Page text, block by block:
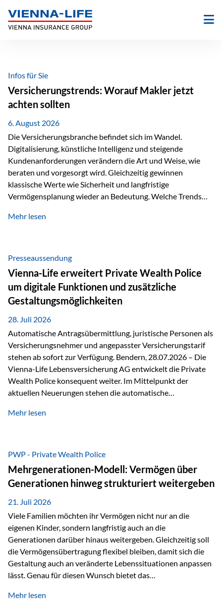
Inhalt
springen
Infos für Sie
Versicherungstrends: Worauf Makler jetzt
achten sollten
6. August 2026
Die Versicherungsbranche befindet sich im Wandel.
Digitalisierung, künstliche Intelligenz und steigende
Kundenanforderungen verändern die Art und Weise, wie
beraten und vorgesorgt wird. Gleichzeitig gewinnen
klassische Werte wie Sicherheit und langfristige
Vermögensplanung wieder an Bedeutung. Welche Trends
Blick behalten? Digitalisierung und KI verändern die
administrative Aufgaben, beschleunigen Abläufe und
schaffen mehr Zeit für das Wesentliche: die persönliche
Beratung. Gerade deshalb wird die individuelle Betreuung
zum entscheidenden Erfolgsfaktor. Technologie kann
unterstützen, Vertrauen entsteht jedoch weiterhin im
persönlichen Gespräch. Bei der Vienna-Life reagieren…
Mehr lesen
Presseaussendung
Vienna-Life erweitert Private Wealth Police
um digitale Funktionen und zusätzliche
Gestaltungsmöglichkeiten
28. Juli 2026
Automatische Antragsübermittlung, juristische Personen als
Versicherungsnehmer und angepasster Versicherungstarif
stehen ab sofort zur Verfügung. Bendern, 28.07.2026 – Die
Vienna-Life Lebensversicherung AG entwickelt die Private
Wealth Police konsequent weiter. Im Mittelpunkt der
aktuellen Neuerungen stehen die automatische
als Versicherungsnehmer einzusetzen, sowie eine
Abwicklung für Vertriebspartner deutlich effizienter
gestaltet. Anträge werden direkt elektronisch übermittelt,
Medienbrüche reduziert und die weitere Bearbeitung
beschleunigt. Ab sofort können auch juristische Personen,
wie Kapitalgesellschaften oder Stiftungen, als
Versicherungsnehmer eingesetzt werden. Damit erweitert
die Vienna-Life die Einsatzmöglichkeiten der Private Wealth
Police insbesondere für…
Mehr lesen
PWP - Private Wealth Police
Mehrgenerationen-Modell: Vermögen über
Generationen hinweg strukturiert weitergeben
21. Juli 2026
Viele Familien möchten ihr Vermögen nicht nur an die
eigenen Kinder, sondern langfristig auch an die
Generationen darüber hinaus weitergeben. Gleichzeitig soll
die Vermögensübertragung flexibel bleiben, damit sich die
Gestaltung auch an veränderte Lebenssituationen anpassen
lässt. Genau für diesen Wunsch bietet das
Vienna-Life eine interessante Lösung. Es ermöglicht,
Mehr lesen